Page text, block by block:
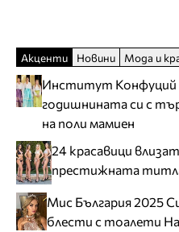
Акценти Новини Мода и
Институт Конфуций
годишнината си с
на поли мамиен
24 красавици
престижната
Мис България 2025
блести с тоалети